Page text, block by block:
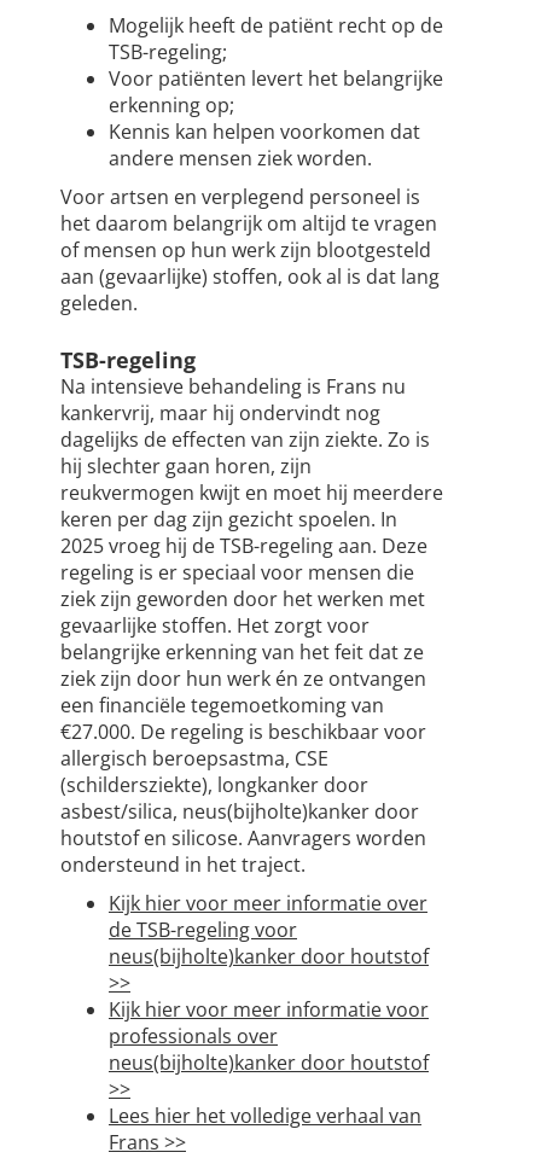
Mogelijk heeft de patiënt recht op de
TSB-regeling;
Voor patiënten levert het belangrijke
erkenning op;
Kennis kan helpen voorkomen dat
andere mensen ziek worden.
Voor artsen en verplegend personeel is
het daarom belangrijk om altijd te vragen
of mensen op hun werk zijn blootgesteld
aan (gevaarlijke) stoffen, ook al is dat lang
geleden.
TSB-regeling
Na intensieve behandeling is Frans nu
kankervrij, maar hij ondervindt nog
dagelijks de effecten van zijn ziekte. Zo is
hij slechter gaan horen, zijn
reukvermogen kwijt en moet hij meerdere
keren per dag zijn gezicht spoelen. In
2025 vroeg hij de TSB-regeling aan. Deze
regeling is er speciaal voor mensen die
ziek zijn geworden door het werken met
gevaarlijke stoffen. Het zorgt voor
belangrijke erkenning van het feit dat ze
ziek zijn door hun werk én ze ontvangen
een financiële tegemoetkoming van
€27.000. De regeling is beschikbaar voor
allergisch beroepsastma, CSE
(schildersziekte), longkanker door
asbest/silica, neus(bijholte)kanker door
houtstof en silicose. Aanvragers worden
ondersteund in het traject.
Kijk hier voor meer informatie over
de TSB-regeling voor
neus(bijholte)kanker door houtstof
>>
Kijk hier voor meer informatie voor
professionals over
neus(bijholte)kanker door houtstof
>>
Lees hier het volledige verhaal van
Frans >>